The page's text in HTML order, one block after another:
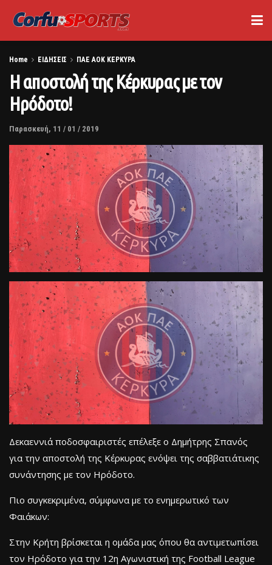
Home ΕΙΔΗΣΕΙΣ ΠΑΕ ΑΟΚ ΚΕΡΚΥΡΑ
Η αποστολή της Κέρκυρας με τον
Ηρόδοτο!
Παρασκευή, 11 / 01 / 2019
Δεκαεννιά ποδοσφαιριστές επέλεξε ο Δημήτρης Σπανός
για την αποστολή της Κέρκυρας ενόψει της σαββατιάτικης
συνάντησης με τον Ηρόδοτο.
Πιο συγκεκριμένα, σύμφωνα με το ενημερωτικό των
Φαιάκων:
Στην Κρήτη βρίσκεται η ομάδα μας όπου θα αντιμετωπίσει
τον Ηρόδοτο για την 12η Αγωνιστική της Football League